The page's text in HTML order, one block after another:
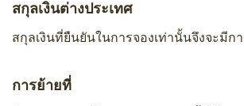
สกุลเงินต่างประเทศ
สกุลเงินที่ยืนยันในการจองเท่านั้นจึงจะมีก
การย้ายที่